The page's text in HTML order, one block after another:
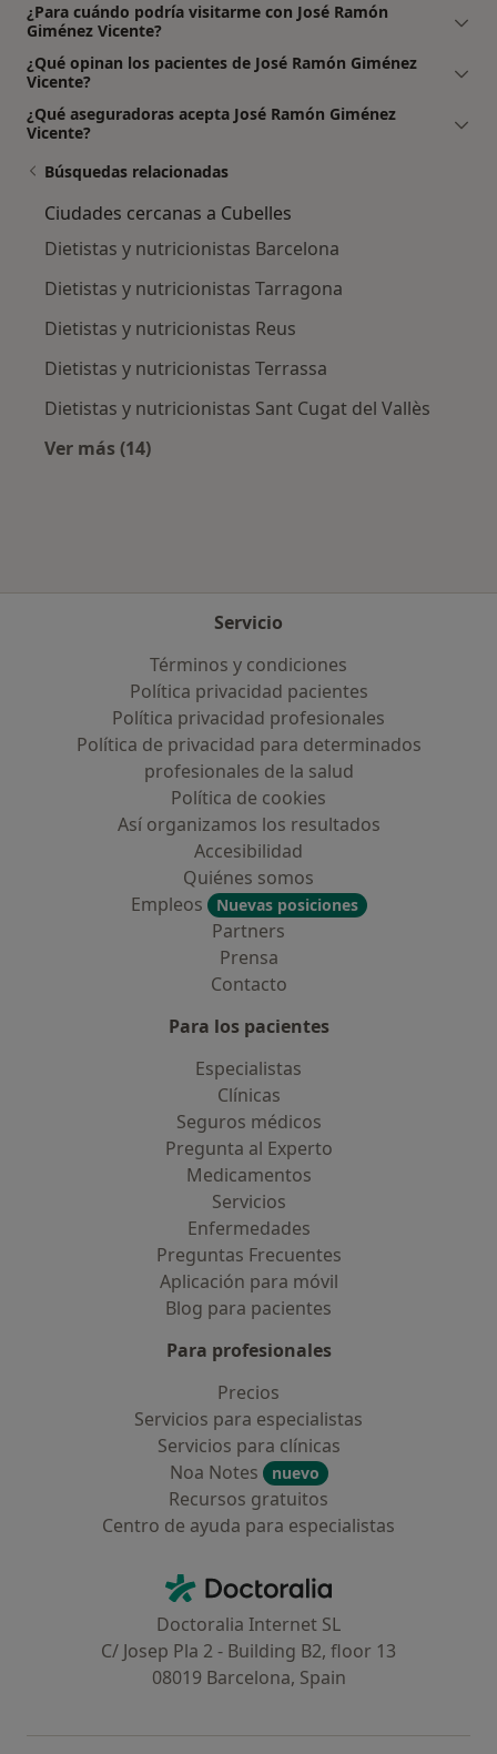
¿Para cuándo podría visitarme con José Ramón
Giménez Vicente?
¿Qué opinan los pacientes de José Ramón Giménez
Vicente?
¿Qué aseguradoras acepta José Ramón Giménez
Vicente?
Búsquedas relacionadas
Ciudades cercanas a Cubelles
Dietistas y nutricionistas Barcelona
Dietistas y nutricionistas Tarragona
Dietistas y nutricionistas Reus
Dietistas y nutricionistas Terrassa
Dietistas y nutricionistas Sant Cugat del Vallès
Ver más (14)
Servicio
Términos y condiciones
Política privacidad pacientes
Política privacidad profesionales
Política de privacidad para determinados
profesionales de la salud
Política de cookies
Así organizamos los resultados
Accesibilidad
Quiénes somos
Empleos
Nuevas posiciones
Partners
Prensa
Contacto
Para los pacientes
Especialistas
Clínicas
Seguros médicos
Pregunta al Experto
Medicamentos
Servicios
Enfermedades
Preguntas Frecuentes
Aplicación para móvil
Blog para pacientes
Para profesionales
Precios
Servicios para especialistas
Servicios para clínicas
Noa Notes
nuevo
Recursos gratuitos
Centro de ayuda para especialistas
Doctoralia - Página de inicio
Doctoralia Internet SL
C/ Josep Pla 2 - Building B2, floor 13
08019 Barcelona, Spain